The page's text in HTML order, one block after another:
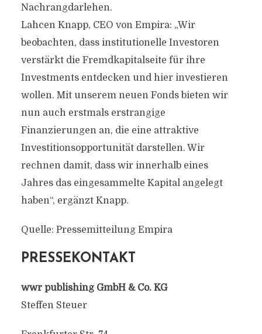
Nachrangdarlehen.
Lahcen Knapp, CEO von Empira: „Wir
beobachten, dass institutionelle Investoren
verstärkt die Fremdkapitalseite für ihre
Investments entdecken und hier investieren
wollen. Mit unserem neuen Fonds bieten wir
nun auch erstmals erstrangige
Finanzierungen an, die eine attraktive
Investitionsopportunität darstellen. Wir
rechnen damit, dass wir innerhalb eines
Jahres das eingesammelte Kapital angelegt
haben“, ergänzt Knapp.
Quelle: Pressemitteilung Empira
PRESSEKONTAKT
wwr publishing GmbH & Co. KG
Steffen Steuer